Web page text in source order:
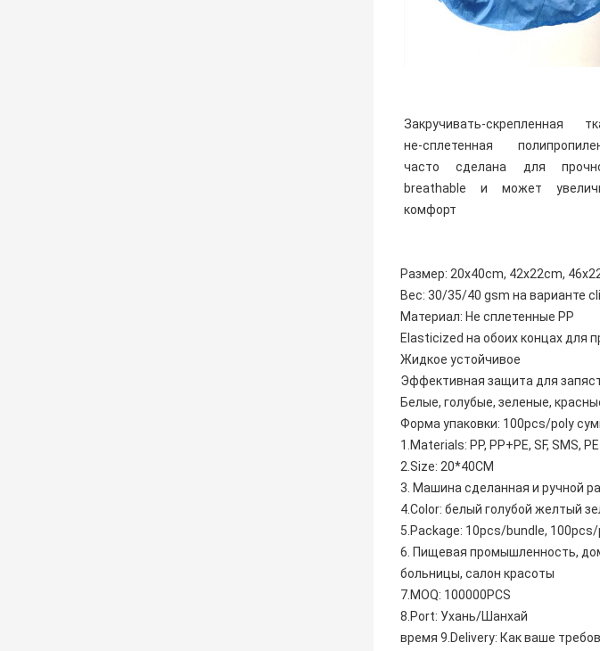
Закручивать-скрепленная
не-сплетенная
часто сделана для
breathable и может
комфорт
Размер: 20x40cm, 42x22cm,
Вес: 30/35/40 gsm на варианте
Материал: Не сплетенные PP
Elasticized на обоих концах для
Жидкое устойчивое
Эффективная защита для
Белые, голубые, зеленые,
Форма упаковки: 100pcs/poly
1.Materials: PP, PP+PE, SF, SMS, PE
2.Size: 20*40CM
3. Машина сделанная и ручной
4.Color: белый голубой желтый
5.Package: 10pcs/bundle,
6. Пищевая промышленность,
больницы, салон красоты
7.MOQ: 100000PCS
8.Port: Ухань/Шанхай
время 9.Delivery: Как ваше